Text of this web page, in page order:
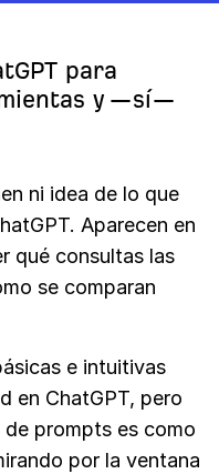
para
y —sí—
ni idea de lo que
Aparecen en
qué consultas las
se comparan
e intuitivas
en ChatGPT, pero
de prompts es como
por la ventana